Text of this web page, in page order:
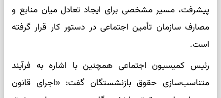
پیشرفت، مسیر مشخصی برای ایجاد تعادل میان منابع و
مصارف سازمان تأمین اجتماعی در دستور کار قرار گرفته
است.
رئیس کمیسیون اجتماعی همچنین با اشاره به فرآیند
متناسب‌سازی حقوق بازنشستگان گفت: «اجرای قانون